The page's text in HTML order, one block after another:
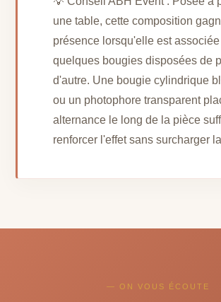
une table, cette composition
présence lorsqu'elle est associée
quelques bougies disposées de
d'autre. Une bougie cylindrique
ou un photophore transparent
alternance le long de la pièce
renforcer l'effet sans surcharger
— ON VOUS ÉCOUTE